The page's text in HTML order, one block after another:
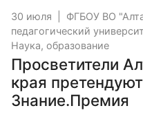
30 июля
ФГБОУ ВО
педагогический
Наука, образование
Просветители
края
Знание.Премия